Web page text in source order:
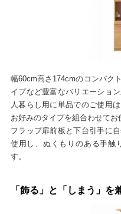
幅60cm高さ174cmのコンパク
イプなど豊富なバリエーショ
人暮らし用に単品でのご使用
お好みのタイプを組合わせてお
フラップ扉前板と下台引手に
使用し、ぬくもりのある手触
す。
「飾る」と「しまう」を